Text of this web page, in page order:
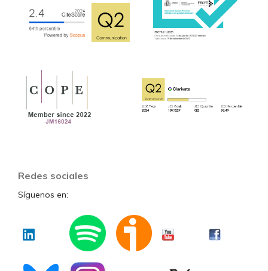
Redes sociales
Síguenos en: